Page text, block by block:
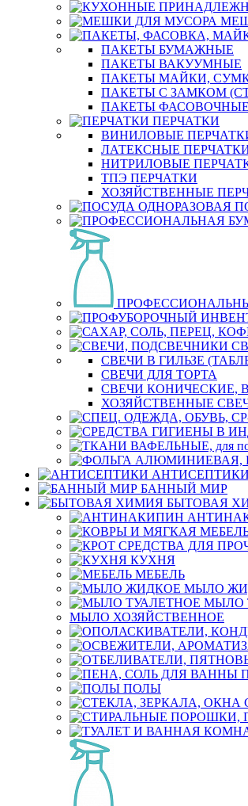
ПАКЕТЫ БУМАЖНЫЕ
ПАКЕТЫ ВАКУУМНЫЕ
ПАКЕТЫ МАЙКИ,
ПАКЕТЫ С ЗАМКОМ
ПАКЕТЫ ФАСОВОЧНЫЕ
ПЕРЧАТКИ
ВИНИЛОВЫЕ
ЛАТЕКСНЫЕ
НИТРИЛОВЫЕ
ТПЭ ПЕРЧАТКИ
ХОЗЯЙСТВЕННЫЕ
СВЕЧИ В ГИЛЬЗЕ
СВЕЧИ ДЛЯ ТОРТА
СВЕЧИ КОНИЧЕСКИЕ,
ХОЗЯЙСТВЕННЫЕ
АНТИСЕПТИКИ
БАННЫЙ МИР
БЫТОВАЯ
КУХНЯ
МЕБЕЛЬ
МЫЛО
МЫЛО
МЫЛО ХОЗЯЙСТВЕННОЕ
ПОЛЫ